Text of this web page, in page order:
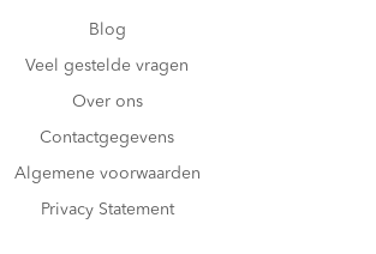
Blog
Veel gestelde vragen
Over ons
Contactgegevens
Algemene voorwaarden
Privacy Statement